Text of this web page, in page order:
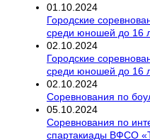
01 10 2024
Городские
среди юношей до 16
02 10 2024
Городские
среди юношей до 16
02 10 2024
Соревнования по
05 10 2024
Соревнования по
спартакиады ВФСО